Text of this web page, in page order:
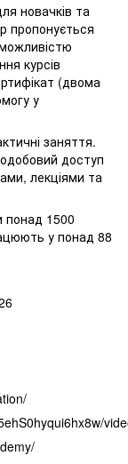
новачків та
пропонується
курсів
(двома
у
заняття.
доступ
лекціями та
понад 1500
у понад 88